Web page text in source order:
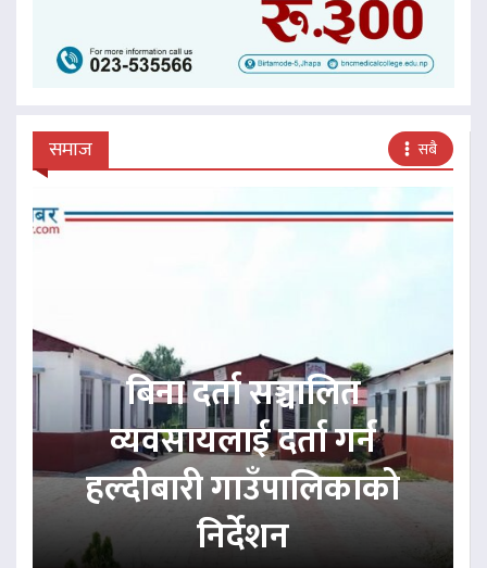
समाज सबै
बिना दर्ता सञ्चालित
व्यवसायलाई दर्ता गर्न
हल्दीबारी गाउँपालिकाको
निर्देशन